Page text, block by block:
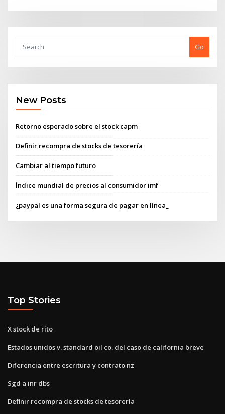
Go
New Posts
Retorno esperado sobre el stock capm
Definir recompra de stocks de tesorería
Cambiar al tiempo futuro
Índice mundial de precios al consumidor imf
¿paypal es una forma segura de pagar en línea_
Top Stories
X stock de rito
Estados unidos v. standard oil co. del caso de california breve
Diferencia entre escritura y contrato nz
Sgd a inr dbs
Definir recompra de stocks de tesorería